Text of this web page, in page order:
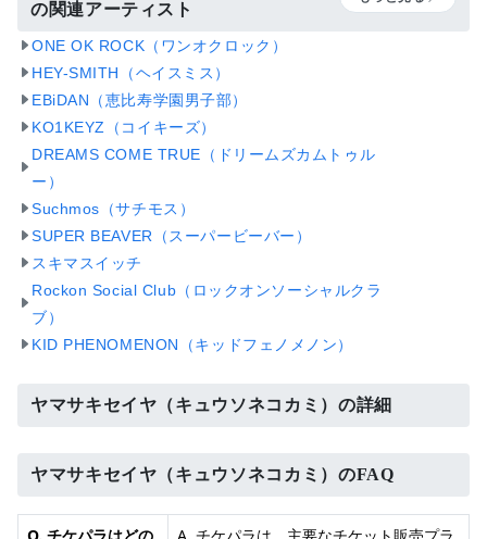
の関連アーティスト
ONE OK ROCK（ワンオクロック）
HEY-SMITH（ヘイスミス）
EBiDAN（恵比寿学園男子部）
KO1KEYZ（コイキーズ）
DREAMS COME TRUE（ドリームズカムトゥル
ー）
Suchmos（サチモス）
SUPER BEAVER（スーパービーバー）
スキマスイッチ
Rockon Social Club（ロックオンソーシャルクラ
ブ）
KID PHENOMENON（キッドフェノメノン）
ヤマサキセイヤ（キュウソネコカミ）の詳細
ヤマサキセイヤ（キュウソネコカミ）のFAQ